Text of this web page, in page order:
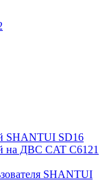
SHANTUI SD16
на ДВС CAT C6121
SHANTUI